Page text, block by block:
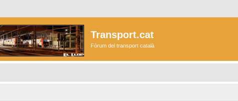
Transport.cat
Fòrum del transport català